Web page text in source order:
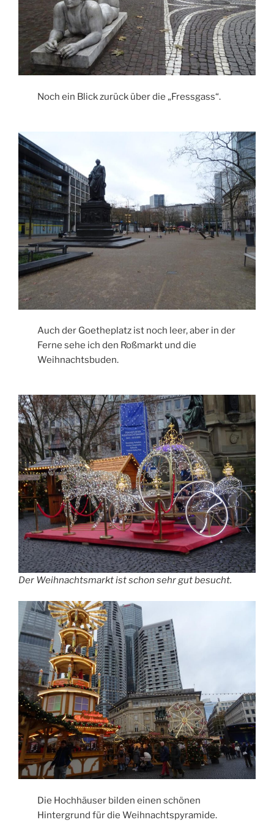
Noch ein Blick zurück über die „Fressgass“.
Auch der Goetheplatz ist noch leer, aber in der
Ferne sehe ich den Roßmarkt und die
Weihnachtsbuden.
Der Weihnachtsmarkt ist schon sehr gut besucht.
Die Hochhäuser bilden einen schönen
Hintergrund für die Weihnachtspyramide.